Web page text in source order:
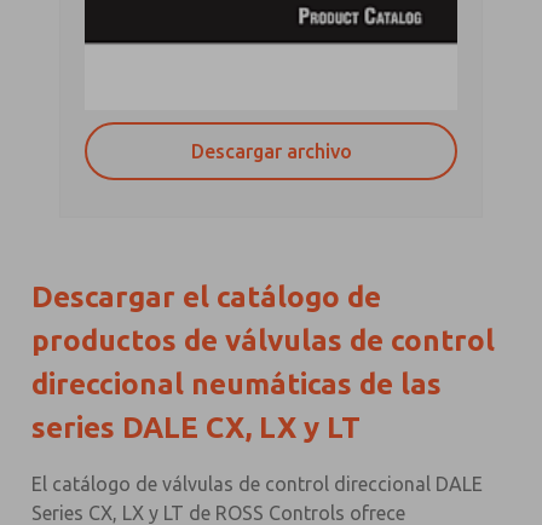
Descargar archivo
Descargar el catálogo de
productos de válvulas de control
direccional neumáticas de las
series DALE CX, LX y LT
El catálogo de válvulas de control direccional DALE
Series CX, LX y LT de ROSS Controls ofrece